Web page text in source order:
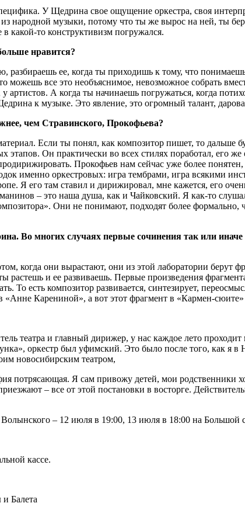
У Щедрина свое ощущение оркестра, своя
народной музыки, потому что ты же вырос на ней, ты
какой-то конструктивизм погружался.
нравится?
ее, когда ты приходишь к тому, что
можешь все это необъяснимое, невозможное собрать
А когда ты начинаешь погружаться, когда
к музыке. Это явление, это огромный талант,
чем Стравинского, Прокофьева?
Если ты понял, как композитор пишет, то дальше
этапов. Он практически во всех стилях поработал, его
Прокофьев нам сейчас уже более
именно оркестровых: игра тембрами, игра всякими
Я его там ставил и дирижировал, мне кажется, его
‒ это наша душа, как и Чайковский. Я как-то
Они не понимают, подходят более
Во многих случаях первые сочинения так или
когда они вырастают, они из этой лаборатории берут
растешь и ее развиваешь. Первые произведения
То есть композитор развивается, синтезирует,
«Анне Карениной», а вот этот фрагмент в «Кармен-сюите»
театра и главный дирижер, у нас каждое лето
оркестр был уфимский. Это было после того, как я
новосибирским театром,
потрясающая. Я сам привожу детей, мои родственники
‒ все от этой постановки в восторге.
‒ 12 июля в 19:00, 13 июля в 18:00 на
кассе.
Балета